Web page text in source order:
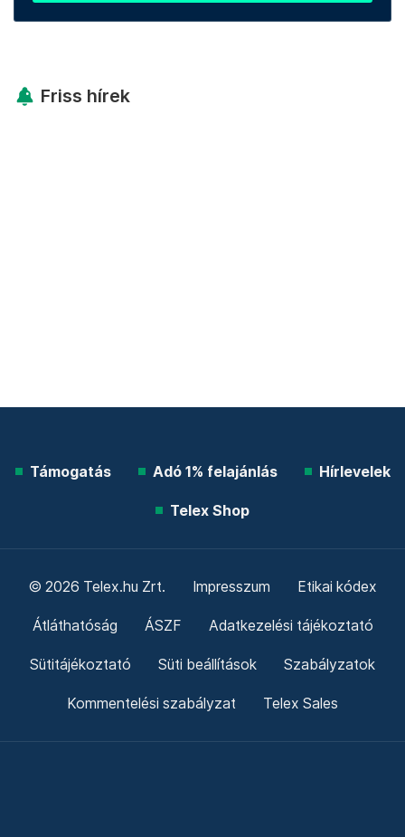
Friss hírek
Támogatás Adó 1% felajánlás Hírlevelek
Telex Shop
© 2026 Telex.hu Zrt. Impresszum Etikai kódex
Átláthatóság ÁSZF Adatkezelési tájékoztató
Sütitájékoztató Süti beállítások Szabályzatok
Kommentelési szabályzat Telex Sales